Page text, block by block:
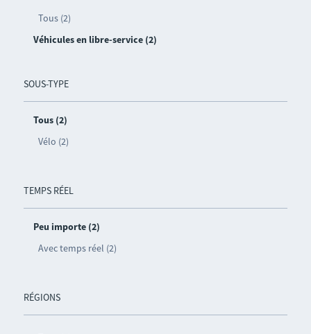
Tous (2)
Véhicules en libre-service (2)
SOUS-TYPE
Tous (2)
Vélo (2)
TEMPS RÉEL
Peu importe (2)
Avec temps réel (2)
RÉGIONS